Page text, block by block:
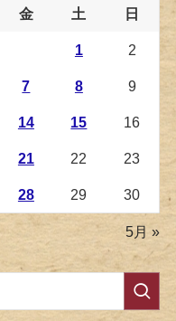
金 土 日
1 2
7 8 9
14 15 16
21 22 23
28 29 30
5月 »